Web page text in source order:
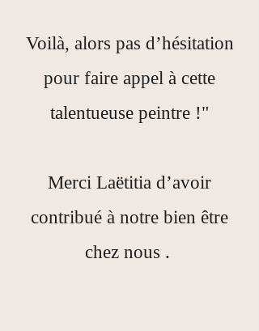
Voilà, alors pas d’hésitation
pour faire appel à cette
talentueuse peintre !"
Merci Laëtitia d’avoir
contribué à notre bien être
chez nous .